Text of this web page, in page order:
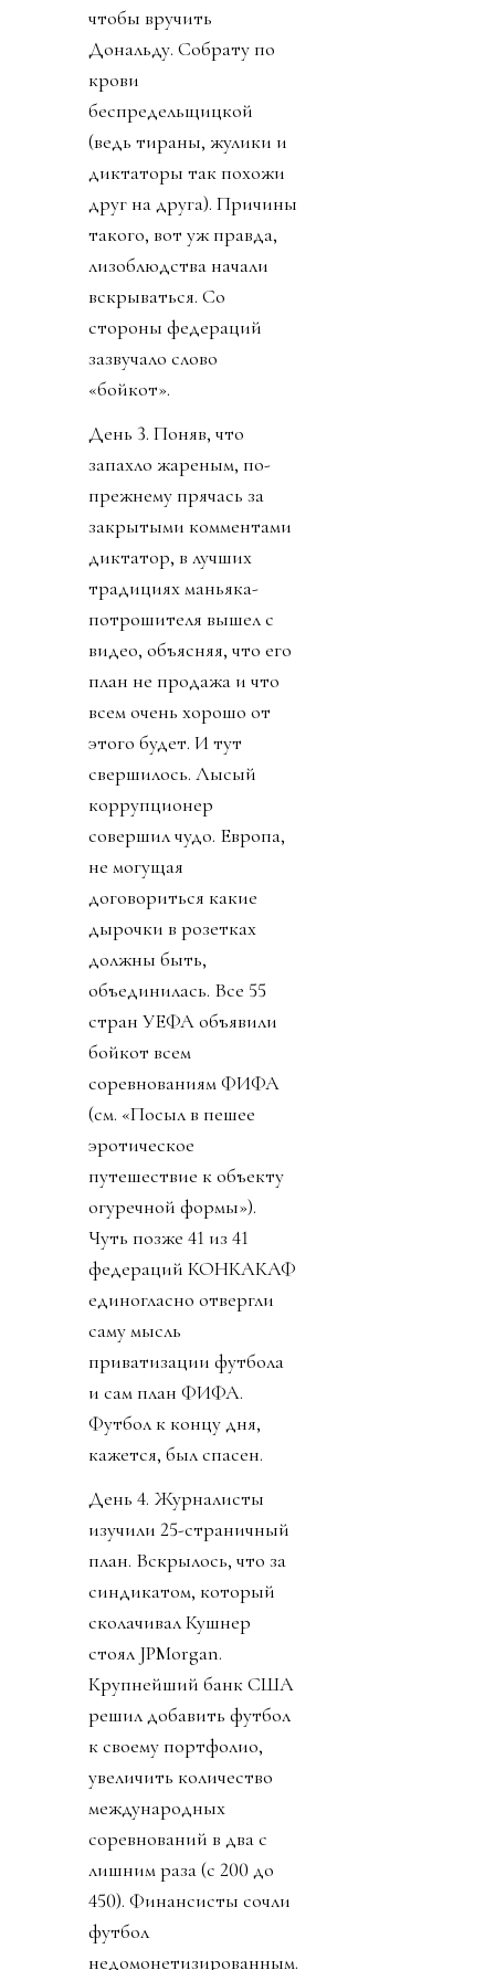
чтобы вручить
Дональду. Собрату по
крови
беспредельщицкой
(ведь тираны, жулики и
диктаторы так похожи
друг на друга). Причины
такого, вот уж правда,
лизоблюдства начали
вскрываться. Со
стороны федераций
зазвучало слово
«бойкот».
День 3. Поняв, что
запахло жареным, по-
прежнему прячась за
закрытыми комментами
диктатор, в лучших
традициях маньяка-
потрошителя вышел с
видео, объясняя, что его
план не продажа и что
всем очень хорошо от
этого будет. И тут
свершилось. Лысый
коррупционер
совершил чудо. Европа,
не могущая
договориться какие
дырочки в розетках
должны быть,
объединилась. Все 55
стран УЕФА объявили
бойкот всем
соревнованиям ФИФА
(см. «Посыл в пешее
эротическое
путешествие к объекту
огуречной формы»).
Чуть позже 41 из 41
федераций КОНКАКАФ
единогласно отвергли
саму мысль
приватизации футбола
и сам план ФИФА.
Футбол к концу дня,
кажется, был спасен.
День 4. Журналисты
изучили 25-страничный
план. Вскрылось, что за
синдикатом, который
сколачивал Кушнер
стоял JPMorgan.
Крупнейший банк США
решил добавить футбол
к своему портфолио,
увеличить количество
международных
соревнований в два с
лишним раза (с 200 до
450). Финансисты сочли
футбол
недомонетизированным.